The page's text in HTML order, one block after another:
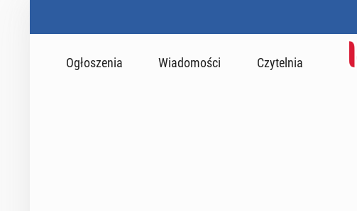
Ogłoszenia Wiadomości Czytelnia